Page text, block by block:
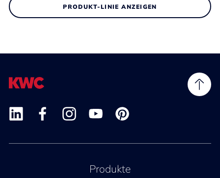
PRODUKT-LINIE ANZEIGEN
Produkte